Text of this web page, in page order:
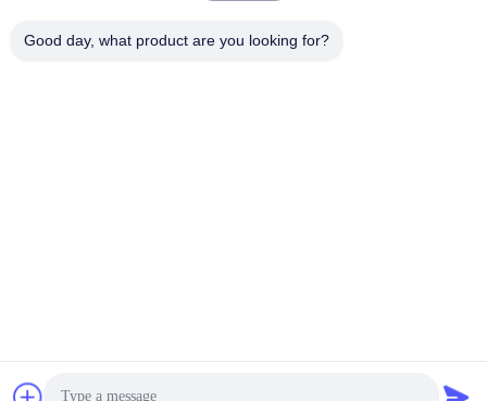
Good day, what product are you looking for?